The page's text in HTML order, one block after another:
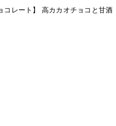
レート】 高カカオチョコと甘酒